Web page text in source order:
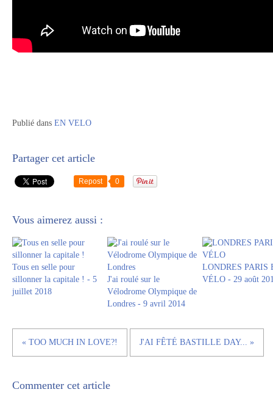
Publié dans EN VELO
Partager cet article
Repost 0
Vous aimerez aussi :
Tous en selle pour
sillonner la capitale ! - 5
juillet 2018
J'ai roulé sur le
Vélodrome Olympique de
Londres - 9 avril 2014
LONDRES PARIS
VÉLO - 29 août
« TOO MUCH IN LOVE?! J'AI FÊTÉ BASTILLE DAY... »
Commenter cet article